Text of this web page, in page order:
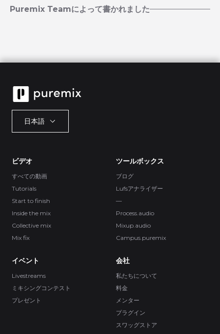
Puremix Teamによって書かれました
日本語
ビデオ
すべての動画
Tutorials
Start to finish
Inside the mix
Collective mix
Mix fix
ツールボックス
ブログ
Lufsアナライザー
—
Process.audio
Mixup.audio
Campus.puremix
イベント
Livestreams
ミキシングコンテスト
プレゼント
会社
私たちについて
料金
メンター
プラグイン
スワッグストア